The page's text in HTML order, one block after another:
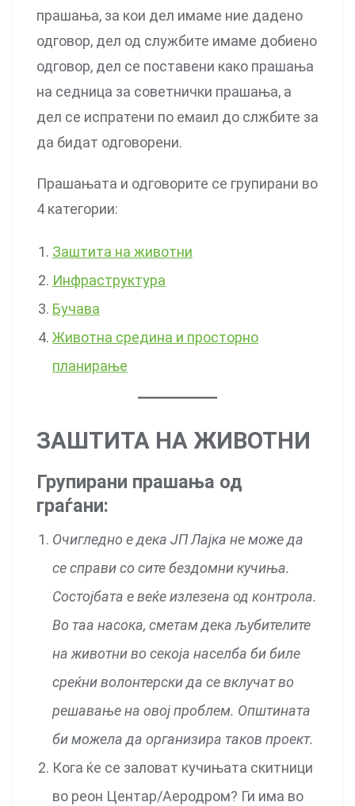
прашања, за кои дел имаме ние дадено
одговор, дел од службите имаме добиено
одговор, дел се поставени како прашања
на седница за советнички прашања, а
дел се испратени по емаил до слжбите за
да бидат одговорени.
Прашањата и одговорите се групирани во
4 категории:
Заштита на животни
Инфраструктура
Бучава
Животна средина и просторно
планирање
ЗАШТИТА НА ЖИВОТНИ
Групирани прашања од
граѓани:
Очигледно е дека ЈП Лајка не може да
се справи со сите бездомни кучиња.
Состојбата е веќе излезена од контрола.
Во таа насока, сметам дека љубителите
на животни во секоја населба би биле
среќни волонтерски да се вклучат во
решавање на овој проблем. Општината
би можела да организира таков проект.
Кога ќе се заловат кучињата скитници
во реон Центар/Аеродром? Ги има во